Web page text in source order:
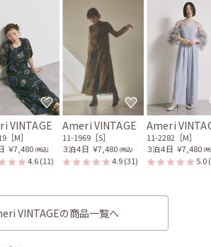
VINTAGE
［M］
￥7,480 (税込)
4.6(11)
Ameri VINTAGE
11-1969［S］
３泊４日 ￥7,480 (税込)
4.9(31)
Ameri
11-2282［M］
３泊４日 ￥7,480 (
5.0
VINTAGEの商品一覧へ